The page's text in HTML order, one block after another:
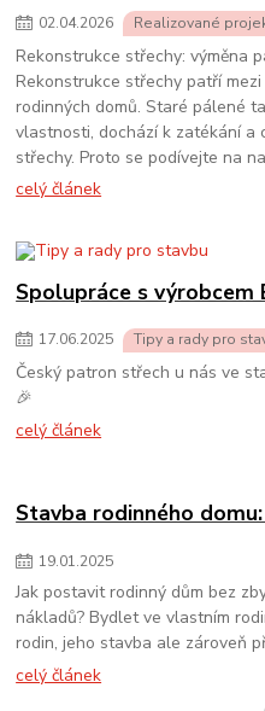
02.04.2026 Realizované
Rekonstrukce střechy: výměna
Rekonstrukce střechy patří
rodinných domů. Staré pálené
vlastnosti, dochází k zatékání a
střechy. Proto se podívejte na
celý článek
Spolupráce s výrobcem
17.06.2025 Tipy a rady pro
Český patron střech u nás ve
🎉
celý článek
Stavba rodinného
19.01.2025
Jak postavit rodinný dům bez
nákladů? Bydlet ve vlastním
rodin, jeho stavba ale zároveň
celý článek